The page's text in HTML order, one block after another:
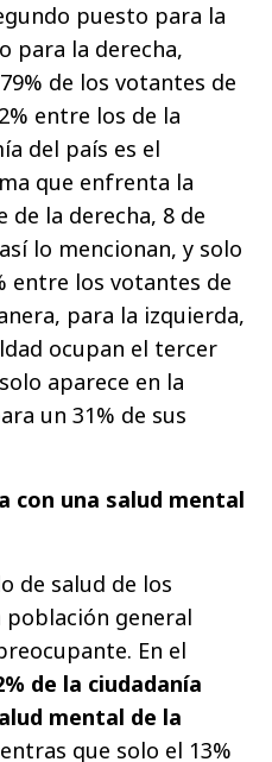
puesto para la
para la derecha,
de los votantes de
entre los de la
del país es el
que enfrenta la
la derecha, 8 de
lo mencionan, y solo
entre los votantes de
para la izquierda,
ocupan el tercer
aparece en la
un 31% de sus
con una salud mental
de salud de los
general
En el
de la ciudadanía
mental de la
que solo el 13%